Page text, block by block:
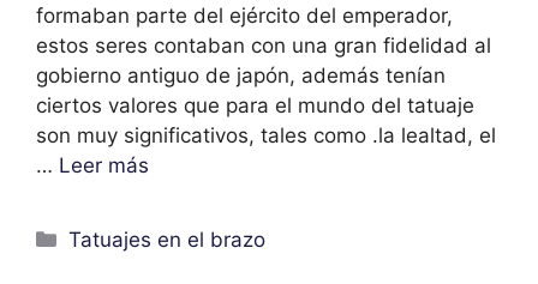
formaban parte del ejército del emperador,
estos seres contaban con una gran fidelidad al
gobierno antiguo de japón, además tenían
ciertos valores que para el mundo del tatuaje
son muy significativos, tales como .la lealtad, el
… Leer más
Categorías
Tatuajes en el brazo